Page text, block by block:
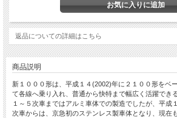
返品についての詳細はこちら
商品説明
新１０００形は、平成１４(2002)年に２１００形をベ
て各線へ乗り入れ、普通から快特まで幅広く活躍でき
１～５次車まではアルミ車体での製造でしたが、平成
次車からは、京急初のステンレス製車体となり、現在